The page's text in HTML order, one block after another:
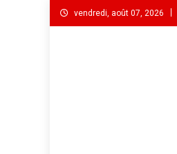
vendredi, août 07, 2026